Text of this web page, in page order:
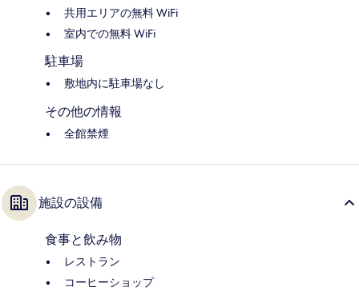
共用エリアの無料 WiFi
室内での無料 WiFi
駐車場
敷地内に駐車場なし
その他の情報
全館禁煙
施設の設備
食事と飲み物
レストラン
コーヒーショップ